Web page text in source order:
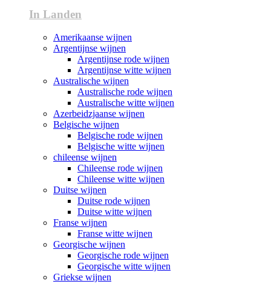
In Landen
Amerikaanse wijnen
Argentijnse wijnen
Argentijnse rode wijnen
Argentijnse witte wijnen
Australische wijnen
Australische rode wijnen
Australische witte wijnen
Azerbeidzjaanse wijnen
Belgische wijnen
Belgische rode wijnen
Belgische witte wijnen
chileense wijnen
Chileense rode wijnen
Chileense witte wijnen
Duitse wijnen
Duitse rode wijnen
Duitse witte wijnen
Franse wijnen
Franse witte wijnen
Georgische wijnen
Georgische rode wijnen
Georgische witte wijnen
Griekse wijnen